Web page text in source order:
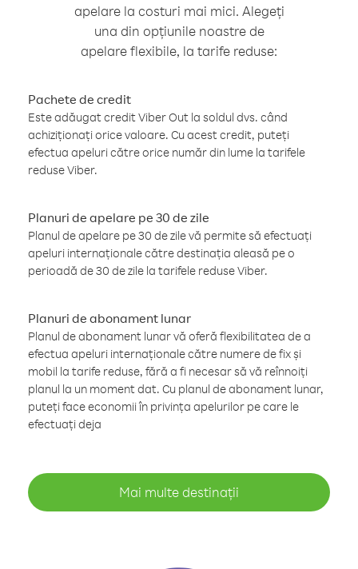
apelare la costuri mai mici. Alegeți
una din opțiunile noastre de
apelare flexibile, la tarife reduse:
Pachete de credit
Este adăugat credit Viber Out la soldul dvs. când
achiziționați orice valoare. Cu acest credit, puteți
efectua apeluri către orice număr din lume la tarifele
reduse Viber.
Planuri de apelare pe 30 de zile
Planul de apelare pe 30 de zile vă permite să efectuați
apeluri internaționale către destinația aleasă pe o
perioadă de 30 de zile la tarifele reduse Viber.
Planuri de abonament lunar
Planul de abonament lunar vă oferă flexibilitatea de a
efectua apeluri internaționale către numere de fix și
mobil la tarife reduse, fără a fi necesar să vă reînnoiți
planul la un moment dat. Cu planul de abonament lunar,
puteți face economii în privința apelurilor pe care le
efectuați deja
Mai multe destinații